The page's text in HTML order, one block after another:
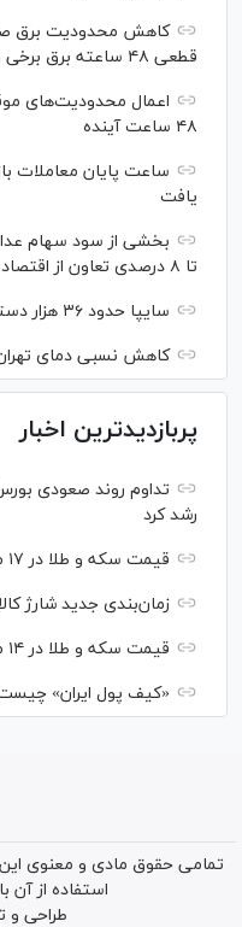
کاهش محدودیت برق
قطعی ۴۸ ساعته برق برخی واحد‌های تولیدی
اعمال محدودیت‌های
۴۸ ساعت آینده
یافت
تا ۸ درصدی تعاون از اقتصاد ملی
سایپا حدود ۳۶ هزار دستگاه از تعهدات خود را کاهش داد
کاهش نسبی دمای
پربازدیدترین اخبار
رشد کرد
قیمت سکه و طلا در ۱۷ مرداد ۱۴۰۵
زمان‌بندی جدید شارژ
قیمت سکه و طلا در ۱۴ مرداد ۱۴۰۵
«کیف پول ایران»
تمامی حقوق مادی و معنوی
استفاده از آن
طراحی و